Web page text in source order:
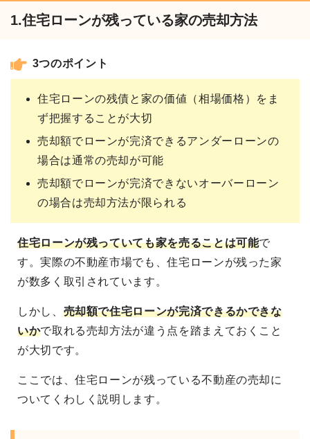
1.住宅ローンが残っている家の売却方法
3つのポイント
住宅ローンの残債と家の価値（相場価格）をま
ず把握することが大切
売却額でローンが完済できるアンダーローンの
場合は通常の売却が可能
売却額でローンが完済できないオーバーローン
の場合は売却方法が限られる
住宅ローンが残っていても家を売ることは可能で
す。実際の不動産市場でも、住宅ローンが残った家
が数多く取引されています。
しかし、 売却額で住宅ローンが完済できるかできな
いかで取れる売却方法が違う点を踏まえておくこと
が大切です。
ここでは、住宅ローンが残っている不動産の売却に
ついてくわしく説明します。